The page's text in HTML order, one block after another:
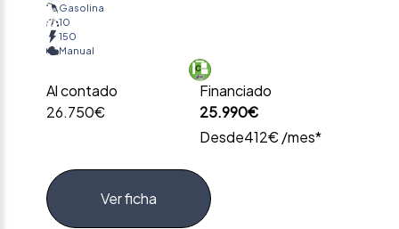
Gasolina
10
150
Manual
Al contado
26.750€
Financiado
25.990€
Desde412€ /mes*
Ver ficha